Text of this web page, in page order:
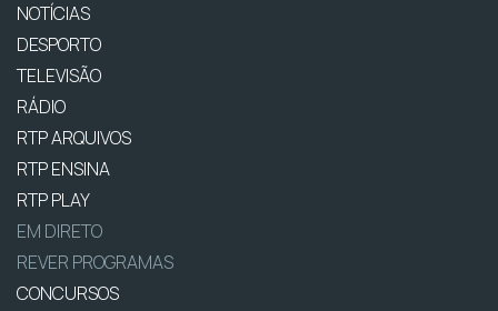
NOTÍCIAS
DESPORTO
TELEVISÃO
RÁDIO
RTP ARQUIVOS
RTP ENSINA
RTP PLAY
EM DIRETO
REVER PROGRAMAS
CONCURSOS